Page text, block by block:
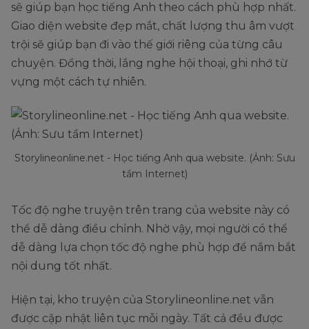
sẽ giúp bạn học tiếng Anh theo cách phù hợp nhất.
Giao diện website đẹp mắt, chất lượng thu âm vượt
trội sẽ giúp bạn đi vào thế giới riêng của từng câu
chuyện. Đồng thời, lắng nghe hội thoại, ghi nhớ từ
vựng một cách tự nhiên.
Storylineonline.net - Học tiếng Anh qua website. (Ảnh: Sưu
tầm Internet)
Tốc độ nghe truyện trên trang của website này có
thể dễ dàng điều chỉnh. Nhờ vậy, mọi người có thể
dễ dàng lựa chọn tốc độ nghe phù hợp để nắm bắt
nội dung tốt nhất.
Hiện tại, kho truyện của Storylineonline.net vẫn
được cập nhật liên tục mỗi ngày. Tất cả đều được